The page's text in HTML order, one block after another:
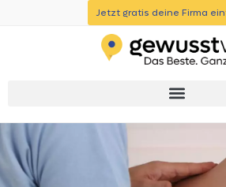
Jetzt gratis deine Firma